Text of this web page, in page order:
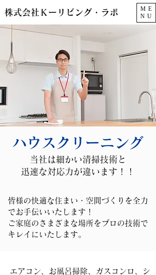
株式会社Ｋーリビング・ラボ
ME
NU
ハウスクリーニング
当社は細かい清掃技術と
迅速な対応力が違います！！
皆様の快適な住まい・空間づくりを全力
でお手伝いいたします！
ご家庭のさまざまな場所をプロの技術で
キレイにいたします。
エアコン、お風呂掃除、ガスコンロ、シ